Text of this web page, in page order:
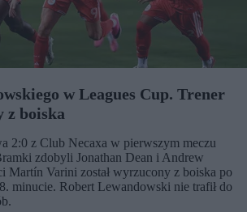
w Leagues Cup. Trener
z boiska
2:0 z Club Necaxa w pierwszym meczu
zdobyli Jonathan Dean i Andrew
Martín Varini został wyrzucony z boiska po
minucie. Robert Lewandowski nie trafił do